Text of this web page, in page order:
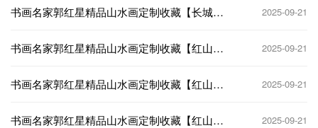
书画名家郭红星精品山水画定制收藏【长城雄
2025-09-21
书画名家郭红星精品山水画定制收藏【红山颂
2025-09-21
书画名家郭红星精品山水画定制收藏【红山颂
2025-09-21
书画名家郭红星精品山水画定制收藏【红山颂
2025-09-21